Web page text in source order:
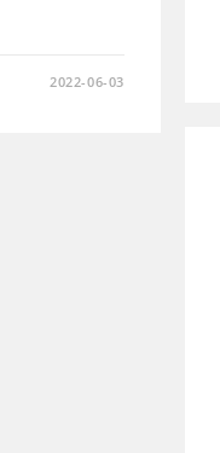
2022-06-03